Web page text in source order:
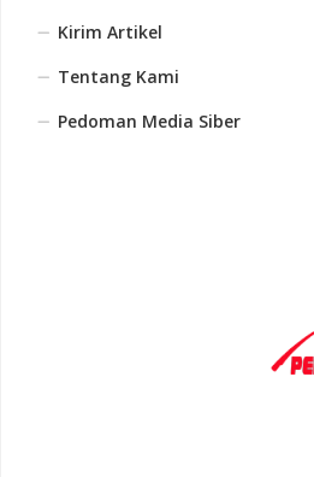
Kirim Artikel
Tentang Kami
Pedoman Media Siber